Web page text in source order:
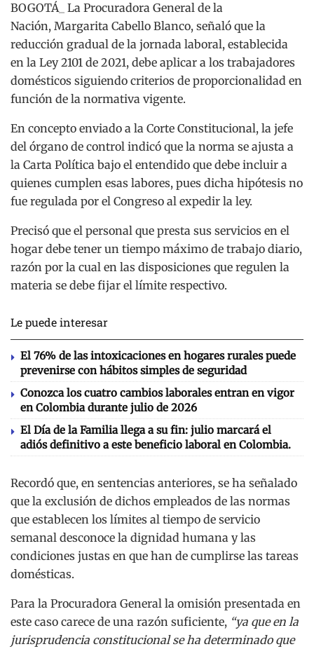
BOGOTÁ_ La Procuradora General de la
Nación, Margarita Cabello Blanco, señaló que la
reducción gradual de la jornada laboral, establecida
en la Ley 2101 de 2021, debe aplicar a los trabajadores
domésticos siguiendo criterios de proporcionalidad en
función de la normativa vigente.
En concepto enviado a la Corte Constitucional, la jefe
del órgano de control indicó que la norma se ajusta a
la Carta Política bajo el entendido que debe incluir a
quienes cumplen esas labores, pues dicha hipótesis no
fue regulada por el Congreso al expedir la ley.
Precisó que el personal que presta sus servicios en el
hogar debe tener un tiempo máximo de trabajo diario,
razón por la cual en las disposiciones que regulen la
materia se debe fijar el límite respectivo.
Le puede interesar
El 76% de las intoxicaciones en hogares rurales puede
prevenirse con hábitos simples de seguridad
Conozca los cuatro cambios laborales entran en vigor
en Colombia durante julio de 2026
El Día de la Familia llega a su fin: julio marcará el
adiós definitivo a este beneficio laboral en Colombia.
Recordó que, en sentencias anteriores, se ha señalado
que la exclusión de dichos empleados de las normas
que establecen los límites al tiempo de servicio
semanal desconoce la dignidad humana y las
condiciones justas en que han de cumplirse las tareas
domésticas.
Para la Procuradora General la omisión presentada en
este caso carece de una razón suficiente, “ya que en la
jurisprudencia constitucional se ha determinado que